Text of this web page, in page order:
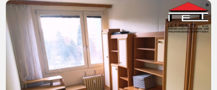
Další fotografie (25)